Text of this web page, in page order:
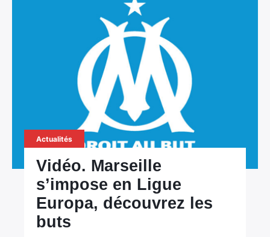
Actualités
Vidéo. Marseille
s’impose en Ligue
Europa, découvrez les
buts